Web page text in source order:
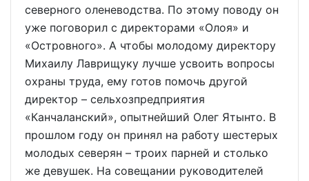
северного оленеводства. По этому поводу он
уже поговорил с директорами «Олоя» и
«Островного». А чтобы молодому директору
Михаилу Лаврищуку лучше усвоить вопросы
охраны труда, ему готов помочь другой
директор – сельхозпредприятия
«Канчаланский», опытнейший Олег Ятынто. В
прошлом году он принял на работу шестерых
молодых северян – троих парней и столько
же девушек. На совещании руководителей